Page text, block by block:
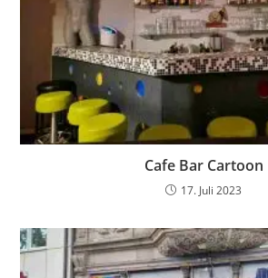
Cafe Bar Cartoon
17. Juli 2023